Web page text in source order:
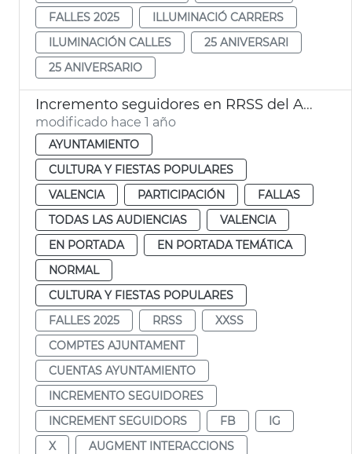
FALLES 2025
ILLUMINACIÓ CARRERS
ILUMINACIÓN CALLES
25 ANIVERSARI
25 ANIVERSARIO
Incremento seguidores en RRSS del Ayuntamiento
modificado hace 1 año
AYUNTAMIENTO
CULTURA Y FIESTAS POPULARES
VALENCIA
PARTICIPACIÓN
FALLAS
TODAS LAS AUDIENCIAS
VALENCIA
EN PORTADA
EN PORTADA TEMÁTICA
NORMAL
CULTURA Y FIESTAS POPULARES
FALLES 2025
RRSS
XXSS
COMPTES AJUNTAMENT
CUENTAS AYUNTAMIENTO
INCREMENTO SEGUIDORES
INCREMENT SEGUIDORS
FB
IG
X
AUGMENT INTERACCIONS